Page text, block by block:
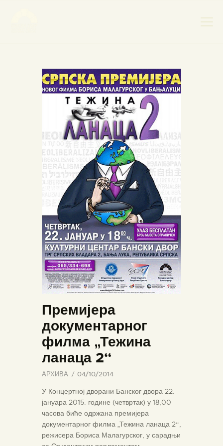
НАСЛОВНА
НОВОСТИ
НАЈАВА ДОГАЂАЈА
БАНСКИ ДВОР
ФОТОГРАФИЈЕ
ВИДЕО
КОНТАКТ
Премијера
документарног
филма „Тежина
ланаца 2“
АРХИВА 04/10/2014
У Концертној дворани Банског двора 22.
јануара 2015. године (четвртак) у 18,00
часова биће одржана премијера
документарног филма „Тежина ланаца 2“,
режисера Бориса Малагурског, у сарадњи